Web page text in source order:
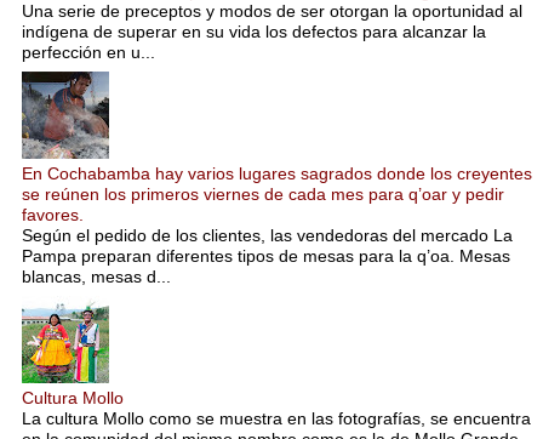
Una serie de preceptos y modos de ser otorgan la oportunidad al
indígena de superar en su vida los defectos para alcanzar la
perfección en u...
En Cochabamba hay varios lugares sagrados donde los creyentes
se reúnen los primeros viernes de cada mes para q’oar y pedir
favores.
Según el pedido de los clientes, las vendedoras del mercado La
Pampa preparan diferentes tipos de mesas para la q’oa. Mesas
blancas, mesas d...
Cultura Mollo
La cultura Mollo como se muestra en las fotografías, se encuentra